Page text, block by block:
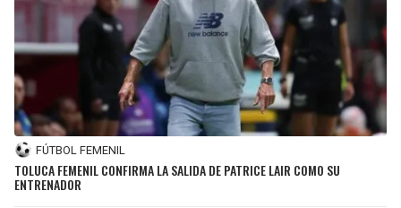
FÚTBOL FEMENIL
TOLUCA FEMENIL CONFIRMA LA SALIDA DE PATRICE LAIR COMO SU
ENTRENADOR